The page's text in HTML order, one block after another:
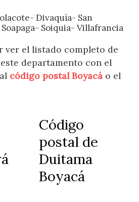
Divaquía- San
Soiquia- Villafrancia
ver el listado completo de
departamento con el
código postal Boyacá o el
Código
postal de
Duitama
Boyacá